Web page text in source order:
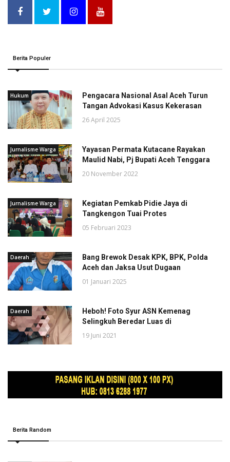
Berita Populer
Hukum
Pengacara Nasional Asal Aceh Turun
Tangan Advokasi Kasus Kekerasan
26 April 2025
Jurnalisme Warga
Yayasan Permata Kutacane Rayakan
Maulid Nabi, Pj Bupati Aceh Tenggara
20 November 2022
Jurnalisme Warga
Kegiatan Pemkab Pidie Jaya di
Tangkengon Tuai Protes
05 Februari 2023
Daerah
Bang Brewok Desak KPK, BPK, Polda
Aceh dan Jaksa Usut Dugaan
01 Januari 2025
Daerah
Heboh! Foto Syur ASN Kemenag
Selingkuh Beredar Luas di
19 Juni 2021
Berita Random